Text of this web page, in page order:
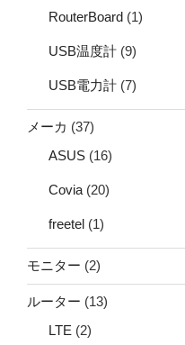
RouterBoard (1)
USB温度計 (9)
USB電力計 (7)
メーカ (37)
ASUS (16)
Covia (20)
freetel (1)
モニター (2)
ルーター (13)
LTE (2)